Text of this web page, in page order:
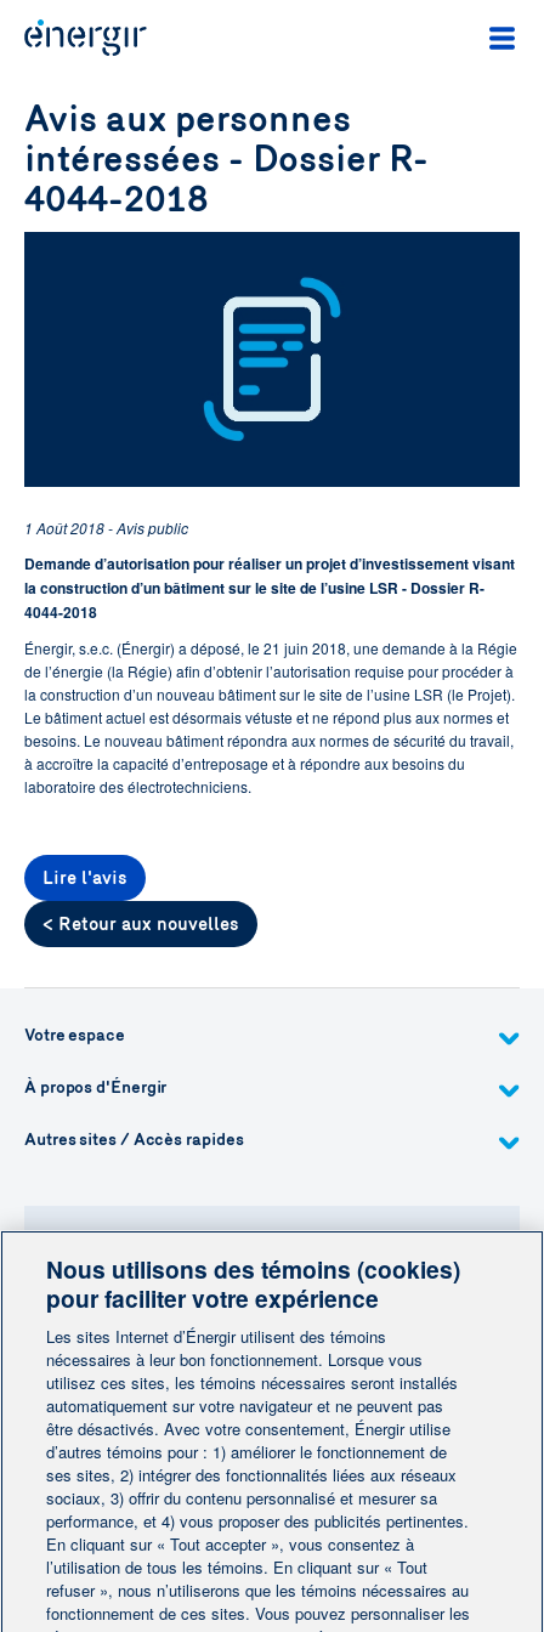
Avis aux personnes
intéressées - Dossier R-
4044-2018
1 Août 2018 - Avis public
Demande d’autorisation pour réaliser un projet d’investissement visant
la construction d’un bâtiment sur le site de l’usine LSR - Dossier R-
4044-2018
Énergir, s.e.c. (Énergir) a déposé, le 21 juin 2018, une demande à la Régie
de l’énergie (la Régie) afin d’obtenir l’autorisation requise pour procéder à
la construction d’un nouveau bâtiment sur le site de l’usine LSR (le Projet).
Le bâtiment actuel est désormais vétuste et ne répond plus aux normes et
besoins. Le nouveau bâtiment répondra aux normes de sécurité du travail,
à accroître la capacité d’entreposage et à répondre aux besoins du
laboratoire des électrotechniciens.
Lire l'avis
< Retour aux nouvelles
Votre espace
À propos d'Énergir
Autres sites / Accès rapides
Besoin de plus d'information?
Contactez-nous
Contactez-nous
Accueil | Contactez-nous |
Préférences des témoins | Avis juridique
Protection des renseignements personnels
Nous utilisons des témoins (cookies)
pour faciliter votre expérience
Les sites Internet d’Énergir utilisent des témoins
nécessaires à leur bon fonctionnement. Lorsque vous
utilisez ces sites, les témoins nécessaires seront installés
automatiquement sur votre navigateur et ne peuvent pas
être désactivés. Avec votre consentement, Énergir utilise
d’autres témoins pour : 1) améliorer le fonctionnement de
ses sites, 2) intégrer des fonctionnalités liées aux réseaux
sociaux, 3) offrir du contenu personnalisé et mesurer sa
performance, et 4) vous proposer des publicités pertinentes.
En cliquant sur « Tout accepter », vous consentez à
l’utilisation de tous les témoins. En cliquant sur « Tout
refuser », nous n’utiliserons que les témoins nécessaires au
fonctionnement de ces sites. Vous pouvez personnaliser les